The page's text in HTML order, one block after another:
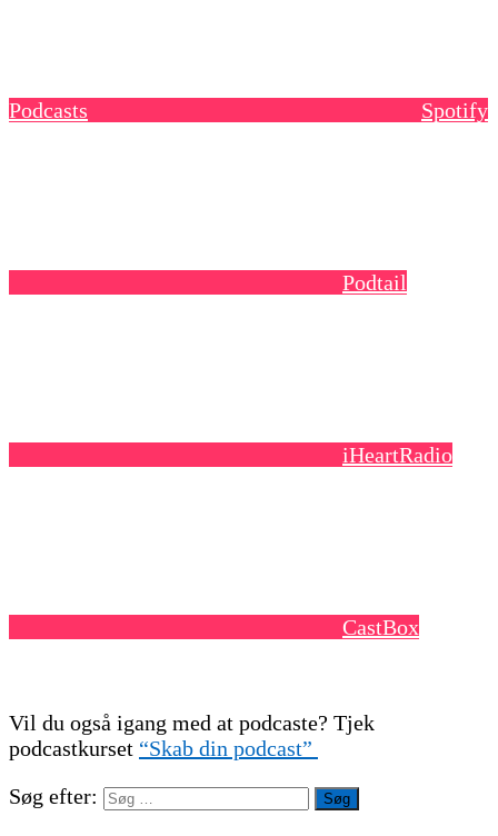
Podcasts Spotify
Podtail
iHeartRadio
CastBox
Vil du også igang med at podcaste? Tjek
podcastkurset “Skab din podcast”
Søg efter: